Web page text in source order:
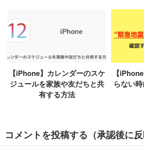
【iPhone】カレンダーのスケ
ジュールを家族や友だちと共
有する方法
【
らない
コメントを投稿する（承認後に反